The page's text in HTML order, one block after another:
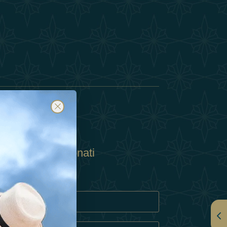
Privacy
Abbonati